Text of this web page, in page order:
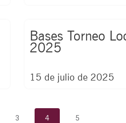
Bases Torneo
2025
15 de julio de 2025
3 4 5